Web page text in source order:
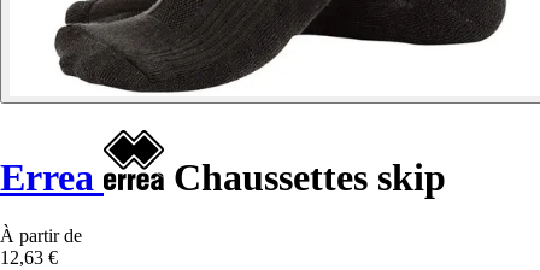
Errea Chaussettes skip
À partir de
12,63 €